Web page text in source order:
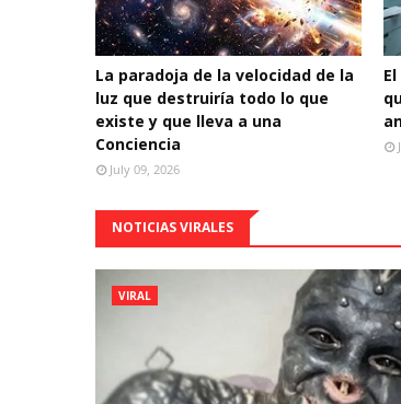
La paradoja de la velocidad de la
luz que destruiría todo lo que
existe y que lleva a una
Conciencia
July 09, 2026
NOTICIAS VIRALES
VIRAL